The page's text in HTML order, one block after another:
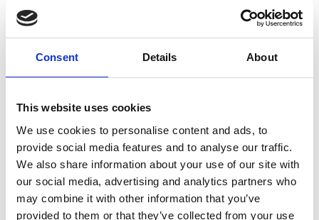
Consent Details About
This website uses cookies
We use cookies to personalise content and ads, to
provide social media features and to analyse our traffic.
We also share information about your use of our site with
our social media, advertising and analytics partners who
may combine it with other information that you’ve
provided to them or that they’ve collected from your use
kostnadsbesparingar för kommunen, säger Heléne
Flyckt.
skonar miljön så har det en tydlig effekt
på dem som jobbar med lokalvården.
Deras allergiska reaktioner och
huvudvärk är borta."
Heléne Flyckt, enhetschef vid Lokal– och
Miljöservice på Laxå Kommun